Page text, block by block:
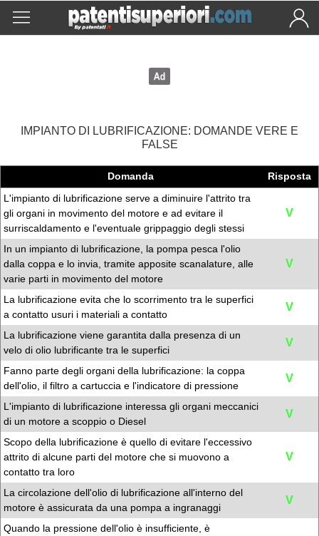
IMPIANTO DI LUBRIFICAZIONE: DOMANDE VERE E
FALSE
Domanda
Risposta
L'impianto di lubrificazione serve a diminuire l'attrito tra
gli organi in movimento del motore e ad evitare il
surriscaldamento e l'eventuale grippaggio degli stessi
V
In un impianto di lubrificazione, la pompa pesca l'olio
dalla coppa e lo invia, tramite apposite scanalature, alle
varie parti in movimento del motore
V
La lubrificazione evita che lo scorrimento tra le superfici
a contatto usuri i materiali a contatto
V
La lubrificazione viene garantita dalla presenza di un
velo di olio lubrificante tra le superfici
V
Fanno parte degli organi della lubrificazione: la coppa
dell'olio, il filtro a cartuccia e l'indicatore di pressione
V
L'impianto di lubrificazione interessa gli organi meccanici
di un motore a scoppio o Diesel
V
Scopo della lubrificazione è quello di evitare l'eccessivo
attrito di alcune parti del motore che si muovono a
contatto tra loro
V
La circolazione dell'olio di lubrificazione all'interno del
motore è assicurata da una pompa a ingranaggi
V
Quando la pressione dell'olio è insufficiente, è